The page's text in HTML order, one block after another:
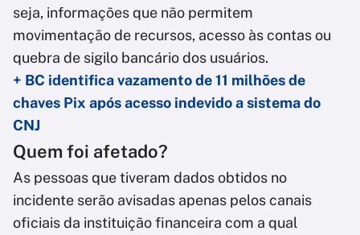
seja, informações que não permitem
movimentação de recursos, acesso às contas ou
quebra de sigilo bancário dos usuários.
+ BC identifica vazamento de 11 milhões de
chaves Pix após acesso indevido a sistema do
CNJ
Quem foi afetado?
As pessoas que tiveram dados obtidos no
incidente serão avisadas apenas pelos canais
oficiais da instituição financeira com a qual